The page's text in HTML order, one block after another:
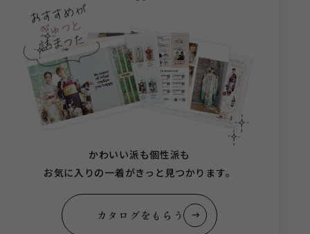
かわいい派も個性派も
お気に入りの一着がきっと見つかります。
カタログをもらう